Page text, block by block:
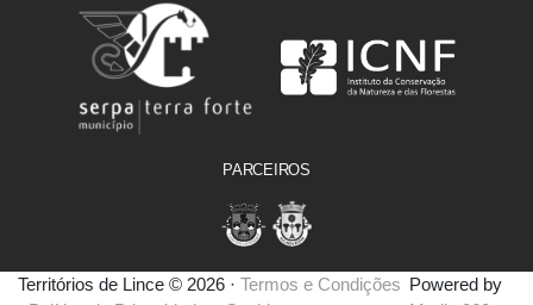
PARCEIROS
Territórios de Lince © 2026 · Termos e Condições Powered by